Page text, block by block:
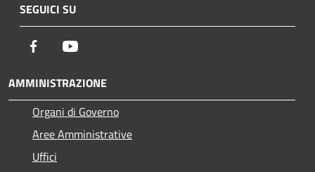
SEGUICI SU
Facebook
AMMINISTRAZIONE
Organi di Governo
Aree Amministrative
Uffici